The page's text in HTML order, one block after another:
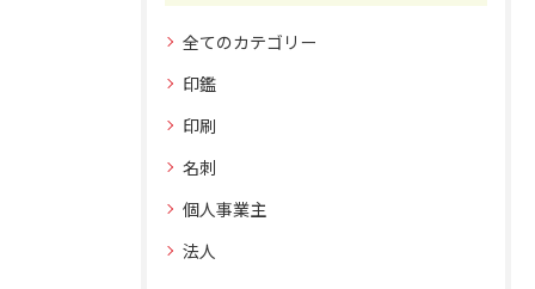
全てのカテゴリー
印鑑
印刷
名刺
個人事業主
法人